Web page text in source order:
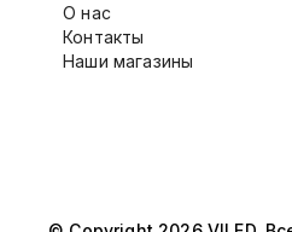
О нас
Контакты
Наши магазины